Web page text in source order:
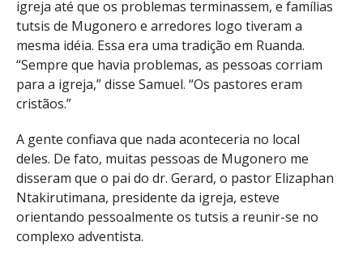
igreja até que os problemas terminassem, e famílias
tutsis de Mugonero e arredores logo tiveram a
mesma idéia. Essa era uma tradição em Ruanda.
“Sempre que havia problemas, as pessoas corriam
para a igreja,” disse Samuel. “Os pastores eram
cristãos.”
A gente confiava que nada aconteceria no local
deles. De fato, muitas pessoas de Mugonero me
disseram que o pai do dr. Gerard, o pastor Elizaphan
Ntakirutimana, presidente da igreja, esteve
orientando pessoalmente os tutsis a reunir-se no
complexo adventista.